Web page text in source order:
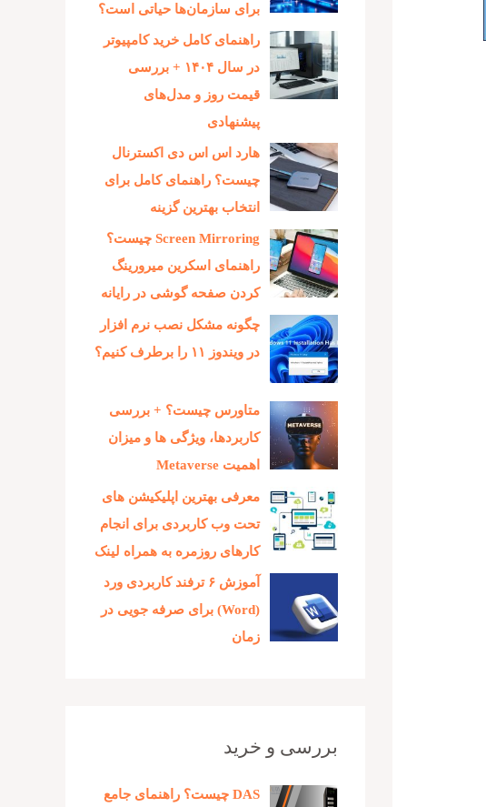
برای سازمان‌ها حیاتی است؟
راهنمای کامل خرید کامپیوتر
در سال ۱۴۰۴ + بررسی
قیمت روز و مدل‌های
پیشنهادی
هارد اس اس دی اکسترنال
چیست؟ راهنمای کامل برای
انتخاب بهترین گزینه
Screen Mirroring چیست؟
راهنمای اسکرین میرورینگ
کردن صفحه گوشی در رایانه
چگونه مشکل نصب نرم افزار
در ویندوز ۱۱ را برطرف کنیم؟
متاورس چیست؟ + بررسی
کاربردها، ویژگی ها و میزان
اهمیت Metaverse
معرفی بهترین اپلیکیشن های
تحت وب کاربردی برای انجام
کارهای روزمره به همراه لینک
آموزش ۶ ترفند کاربردی ورد
(Word) برای صرفه جویی در
زمان
بررسی و خرید
DAS چیست؟ راهنمای جامع